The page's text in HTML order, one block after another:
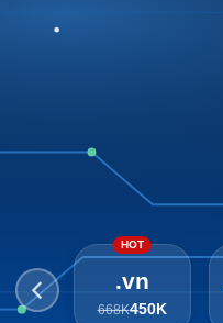
HOT
.vn
668K450K